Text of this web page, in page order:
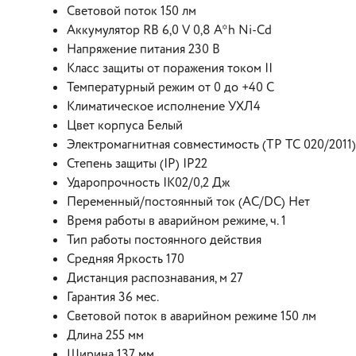
Световой поток 150 лм
Аккумулятор RB 6,0 V 0,8 A*h Ni-Cd
Напряжение питания 230 В
Класс защиты от поражения током II
Температурный режим от 0 до +40 C
Климатическое исполнение УХЛ4
Цвет корпуса Белый
Электромагнитная совместимость (ТР ТС 020/
Степень защиты (IP) IP22
Ударопрочность IK02/0,2 Дж
Переменный/постоянный ток (AC/DC) Нет
Время работы в аварийном режиме, ч. 1
Тип работы постоянного действия
Средняя Яркость 170
Дистанция распознавания, м 27
Гарантия 36 мес.
Световой поток в аварийном режиме 150 лм
Длина 255 мм